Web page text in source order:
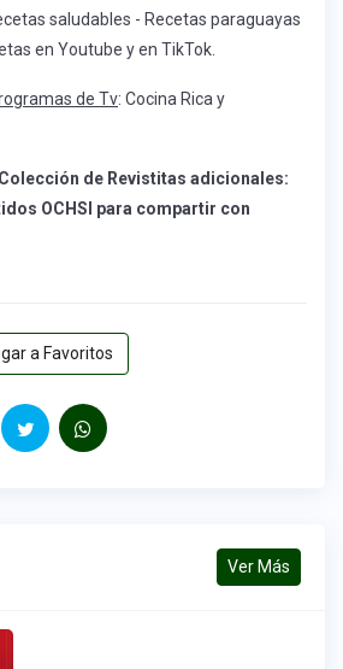
saludables - Recetas paraguayas
en Youtube y en TikTok.
de Tv: Cocina Rica y
de Revistitas adicionales:
OCHSI para compartir con
a Favoritos
Ver Más